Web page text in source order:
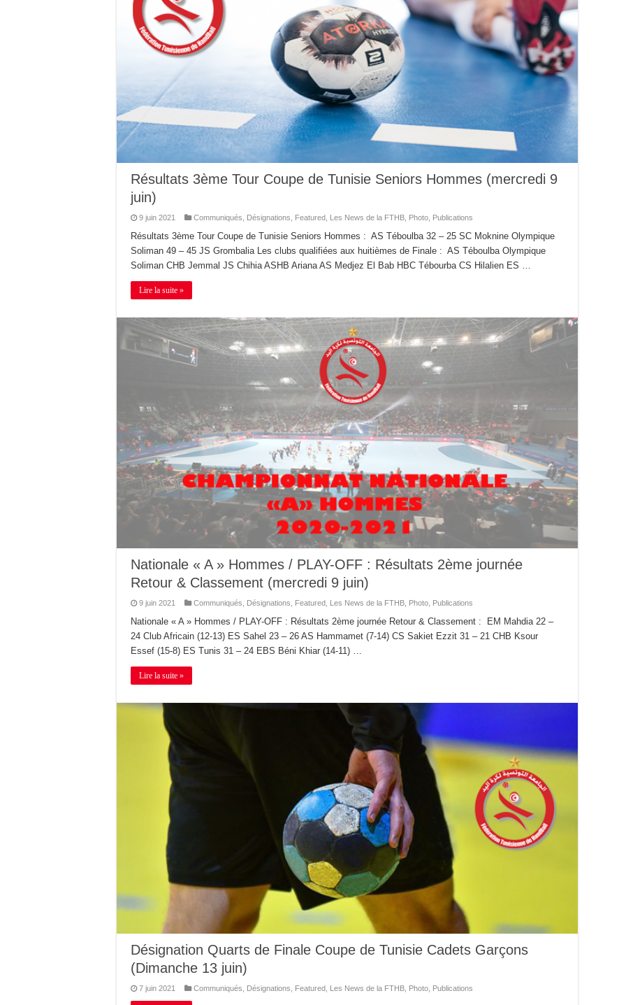
Résultats 3ème Tour Coupe de Tunisie Seniors Hommes (mercredi 9
juin)
9 juin 2021 Communiqués Désignations Featured Les News de la FTHB Photo Publications
Résultats 3ème Tour Coupe de Tunisie Seniors Hommes : AS Téboulba 32 – 25 SC Moknine Olympique
Soliman 49 – 45 JS Grombalia Les clubs qualifiées aux huitièmes de Finale : AS Téboulba Olympique
Soliman CHB Jemmal JS Chihia ASHB Ariana AS Medjez El Bab HBC Tébourba CS Hilalien ES …
Lire la suite »
Nationale « A » Hommes / PLAY-OFF : Résultats 2ème journée
Retour & Classement (mercredi 9 juin)
9 juin 2021 Communiqués Désignations Featured Les News de la FTHB Photo Publications
Nationale « A » Hommes / PLAY-OFF : Résultats 2ème journée Retour & Classement : EM Mahdia 22 –
24 Club Africain (12-13) ES Sahel 23 – 26 AS Hammamet (7-14) CS Sakiet Ezzit 31 – 21 CHB Ksour
Essef (15-8) ES Tunis 31 – 24 EBS Béni Khiar (14-11) …
Lire la suite »
Désignation Quarts de Finale Coupe de Tunisie Cadets Garçons
(Dimanche 13 juin)
7 juin 2021 Communiqués Désignations Featured Les News de la FTHB Photo Publications